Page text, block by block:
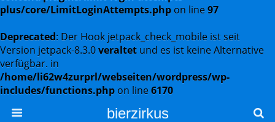
plus/core/LimitLoginAttempts.php on line97
Deprecated: Der Hook jetpack_check_mobile ist seit
Version jetpack-8.3.0veraltet und es ist keine Alternative
verfügbar. in
/home/li62w4zurprl/webseiten/wordpress/wp-
includes/functions.php on line6170
bierzirkus